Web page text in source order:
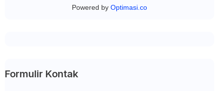
Powered by Optimasi.co
Formulir Kontak